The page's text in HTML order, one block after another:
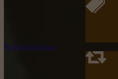
Productaanvraag